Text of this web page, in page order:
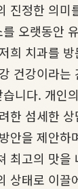
진정한 의미
오랫동안
희 치과를
건강이라는
니다. 개인
한 섬세한
안을 제안하
최고의 맛을
상태로 이끌